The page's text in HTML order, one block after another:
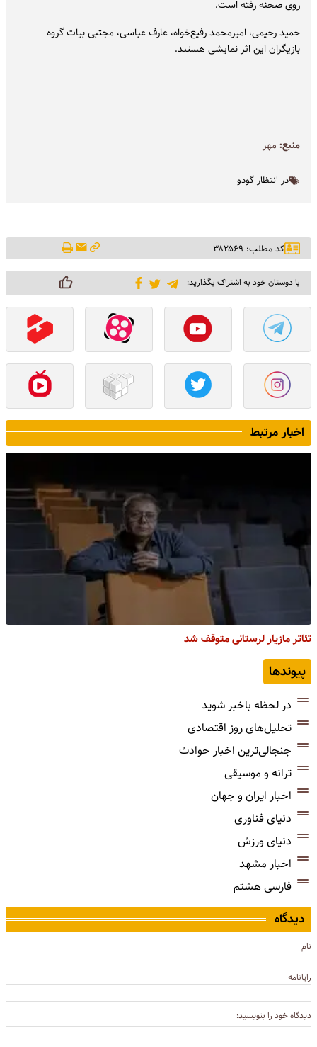
روی صحنه رفته است.
حمید ‌رحیمی، امیرمحمد ‌رفیع‌خواه، عارف ‌عباسی، مجتبی ‌بیات گروه
بازیگران این اثر نمایشی هستند.
منبع: مهر
در انتظار گودو
کد مطلب: ۳۸۲۵۶۹
با دوستان خود به اشتراک بگذارید:
اخبار مرتبط
تئاتر مازیار لرستانی متوقف شد
پیوندها
در لحظه باخبر شوید
تحلیل‌های روز اقتصادی
جنجالی‌ترین اخبار حوادث
ترانه و موسیقی
اخبار ایران و جهان
دنیای فناوری
دنیای ورزش
اخبار مشهد
فارسی هشتم
دیدگاه
نام
رایانامه
دیدگاه خود را بنویسید: